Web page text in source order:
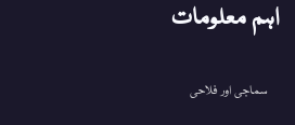
اہم معلومات
سماجی اور فلاحی